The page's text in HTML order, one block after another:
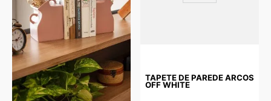
TAPETE DE PAREDE ARCOS
OFF WHITE